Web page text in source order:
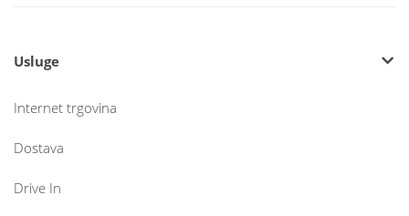
Usluge
Internet trgovina
Dostava
Drive In